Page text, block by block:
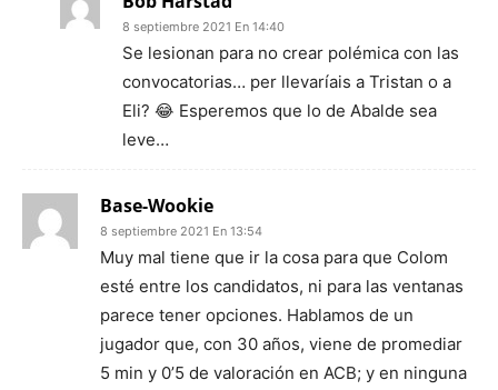
8 septiembre 2021 En 14:40
Se lesionan para no crear polémica con las
convocatorias… per llevaríais a Tristan o a
Eli? 😂 Esperemos que lo de Abalde sea
leve…
Base-Wookie
8 septiembre 2021 En 13:54
Muy mal tiene que ir la cosa para que Colom
esté entre los candidatos, ni para las ventanas
parece tener opciones. Hablamos de un
jugador que, con 30 años, viene de promediar
5 min y 0’5 de valoración en ACB; y en ninguna